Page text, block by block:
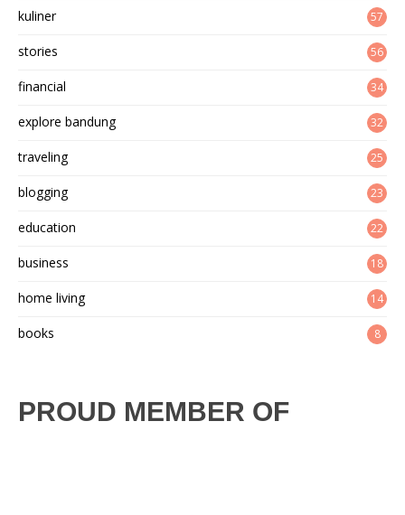
kuliner 57
stories 56
financial 34
explore bandung 32
traveling 25
blogging 23
education 22
business 18
home living 14
books 8
PROUD MEMBER OF